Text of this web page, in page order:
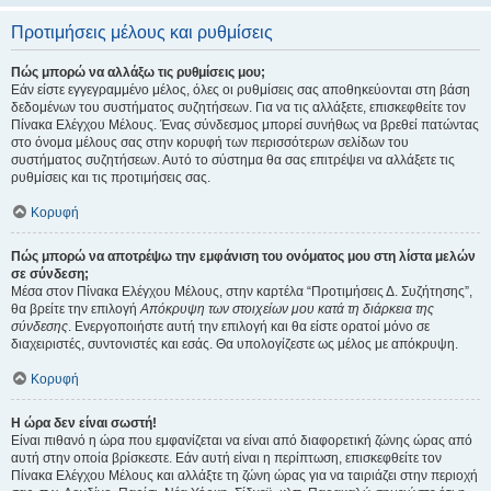
Προτιμήσεις μέλους και ρυθμίσεις
Πώς μπορώ να αλλάξω τις ρυθμίσεις μου;
Εάν είστε εγγεγραμμένο μέλος, όλες οι ρυθμίσεις σας αποθηκεύονται στη βάση
δεδομένων του συστήματος συζητήσεων. Για να τις αλλάξετε, επισκεφθείτε τον
Πίνακα Ελέγχου Μέλους. Ένας σύνδεσμος μπορεί συνήθως να βρεθεί πατώντας
στο όνομα μέλους σας στην κορυφή των περισσότερων σελίδων του
συστήματος συζητήσεων. Αυτό το σύστημα θα σας επιτρέψει να αλλάξετε τις
ρυθμίσεις και τις προτιμήσεις σας.
Κορυφή
Πώς μπορώ να αποτρέψω την εμφάνιση του ονόματος μου στη λίστα μελών
σε σύνδεση;
Μέσα στον Πίνακα Ελέγχου Μέλους, στην καρτέλα “Προτιμήσεις Δ. Συζήτησης”,
θα βρείτε την επιλογήΑπόκρυψη των στοιχείων μου κατά τη διάρκεια της
σύνδεσης. Ενεργοποιήστε αυτή την επιλογή και θα είστε ορατοί μόνο σε
διαχειριστές, συντονιστές και εσάς. Θα υπολογίζεστε ως μέλος με απόκρυψη.
Κορυφή
Η ώρα δεν είναι σωστή!
Είναι πιθανό η ώρα που εμφανίζεται να είναι από διαφορετική ζώνης ώρας από
αυτή στην οποία βρίσκεστε. Εάν αυτή είναι η περίπτωση, επισκεφθείτε τον
Πίνακα Ελέγχου Μέλους και αλλάξτε τη ζώνη ώρας για να ταιριάζει στην περιοχή